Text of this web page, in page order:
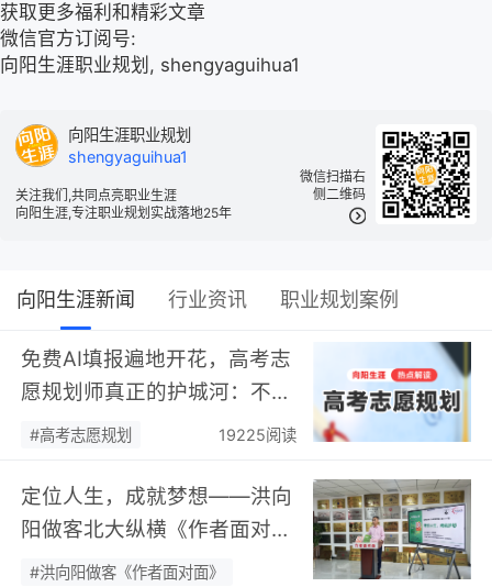
获取更多福利和精彩文章
微信官方订阅号:
向阳生涯职业规划, shengyaguihua1
微信扫描右
侧二维码
向阳生涯职业规划
shengyaguihua1
关注我们,共同点亮职业生涯
向阳生涯,专注职业规划实战落地25年
向阳生涯新闻 行业资讯 职业规划案例
免费AI填报遍地开花，高考志
愿规划师真正的护城河：不靠
数据，靠“人”…
#高考志愿规划 19225阅读
定位人生，成就梦想——洪向
阳做客北大纵横《作者面对
面》开展职业规划专题分享…
#洪向阳做客《作者面对面》